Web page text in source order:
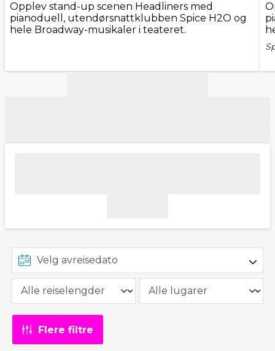
Opplev stand-up scenen Headliners med
pianoduell, utendørsnattklubben Spice H2O og
hele Broadway-musikaler i teateret.
Flere filtre